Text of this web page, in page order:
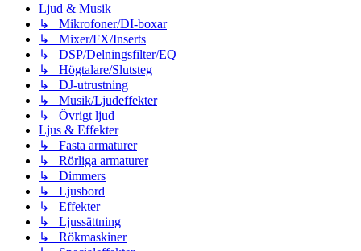
Ljud & Musik
↳ Mikrofoner/DI-boxar
↳ Mixer/FX/Inserts
↳ DSP/Delningsfilter/EQ
↳ Högtalare/Slutsteg
↳ DJ-utrustning
↳ Musik/Ljudeffekter
↳ Övrigt ljud
Ljus & Effekter
↳ Fasta armaturer
↳ Rörliga armaturer
↳ Dimmers
↳ Ljusbord
↳ Effekter
↳ Ljussättning
↳ Rökmaskiner